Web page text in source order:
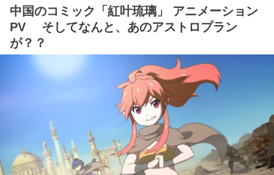
中国のコミック「紅叶琉璃」 アニメーション
PV そしてなんと、あのアストロプラン
が？？